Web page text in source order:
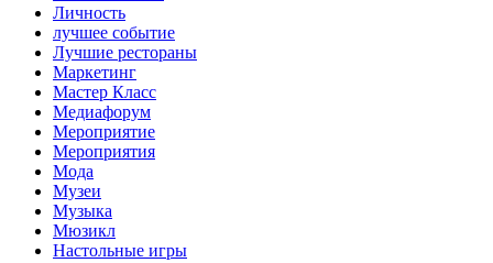
Личность
лучшее событие
Лучшие рестораны
Маркетинг
Мастер Класс
Медиафорум
Мероприятие
Мероприятия
Мода
Музеи
Музыка
Мюзикл
Настольные игры